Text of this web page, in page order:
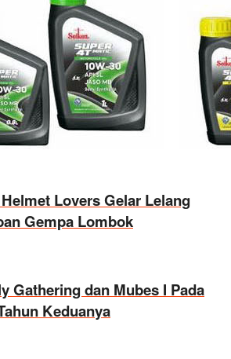
Lovers Gelar Lelang
Gempa Lombok
Gathering dan Mubes I Pada
Keduanya